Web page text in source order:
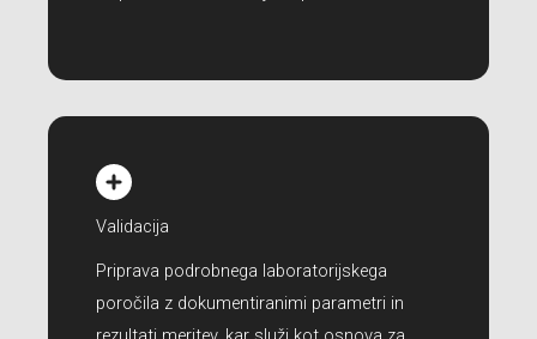
Validacija
Priprava podrobnega laboratorijskega
poročila z dokumentiranimi parametri in